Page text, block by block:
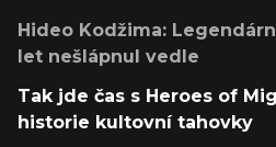
Hideo Kodžima:
let nešlápnul vedle
Tak jde čas s Heroes of
historie kultovní tahovky